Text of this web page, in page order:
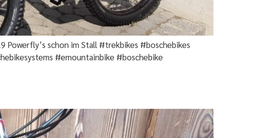
Powerfly’s schon im Stall #trekbikes #boschebikes
#emountainbike #boschebike